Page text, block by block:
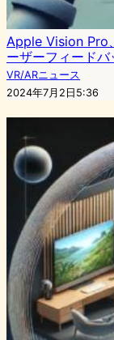
Apple Vision Pro
ーザーフィード
VR/ARニュース
2024年7月2日5:36